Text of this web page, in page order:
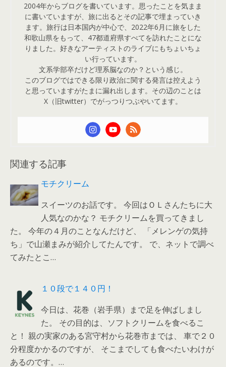
2004年からブログを書いています。思ったことを気まま
に書いていますが、旅に出るとその記事で埋まっていき
ます。旅行は日本国内が中心で、2022年6月に旅をした
和歌山県をもって、47都道府県すべてを訪れたことにな
りました。好きなアーティストのライブにもちょいちょ
い行っています。
文系学部卒だけど理系脳なのか？という感じ。
このブログではできる限り政治に関する発言は控えよう
と思っていますがたまに漏れ出します。その辺のことは
X（旧twitter）でがっつりつぶやいてます。
関連する記事
モチクリーム
スイーツのお話です。 今回はＯＬさんたちに大
人気なのかな？ モチクリームを買ってきまし
た。 今年の４月のことなんだけど、 「メレンゲの気持
ち」で山瀬まみが紹介してたんです。 で、ネットで調べ
てみたとこ…
１０段で１４０円！
今日は、花巻（岩手県）まで足を伸ばしまし
た。 その目的は、ソフトクリームを食べるこ
と！ 親の実家のある宮守村から花巻市までは、 車で２０
分程度かかるのですが、 そこまでしても食べたいわけが
あるのです。…